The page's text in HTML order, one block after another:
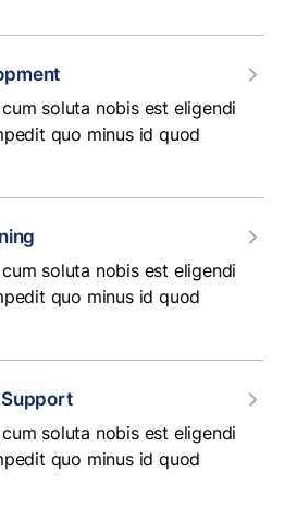
soluta nobis est eligendi
quo minus id quod
soluta nobis est eligendi
quo minus id quod
Support
soluta nobis est eligendi
quo minus id quod